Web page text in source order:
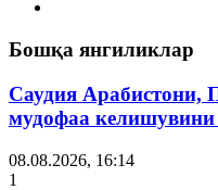
Бошқа янгиликлар
Саудия Арабистони,
мудофаа
08.08.2026, 16:14
1